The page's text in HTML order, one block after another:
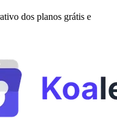
dos planos grátis e